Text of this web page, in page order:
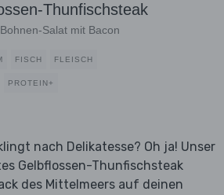
Thunfischsteak
Salat mit Bacon
FISCH FLEISCH
PROTEIN+
nach Delikatesse? Oh ja! Unser
Gelbflossen-Thunfischsteak
des Mittelmeers auf deinen